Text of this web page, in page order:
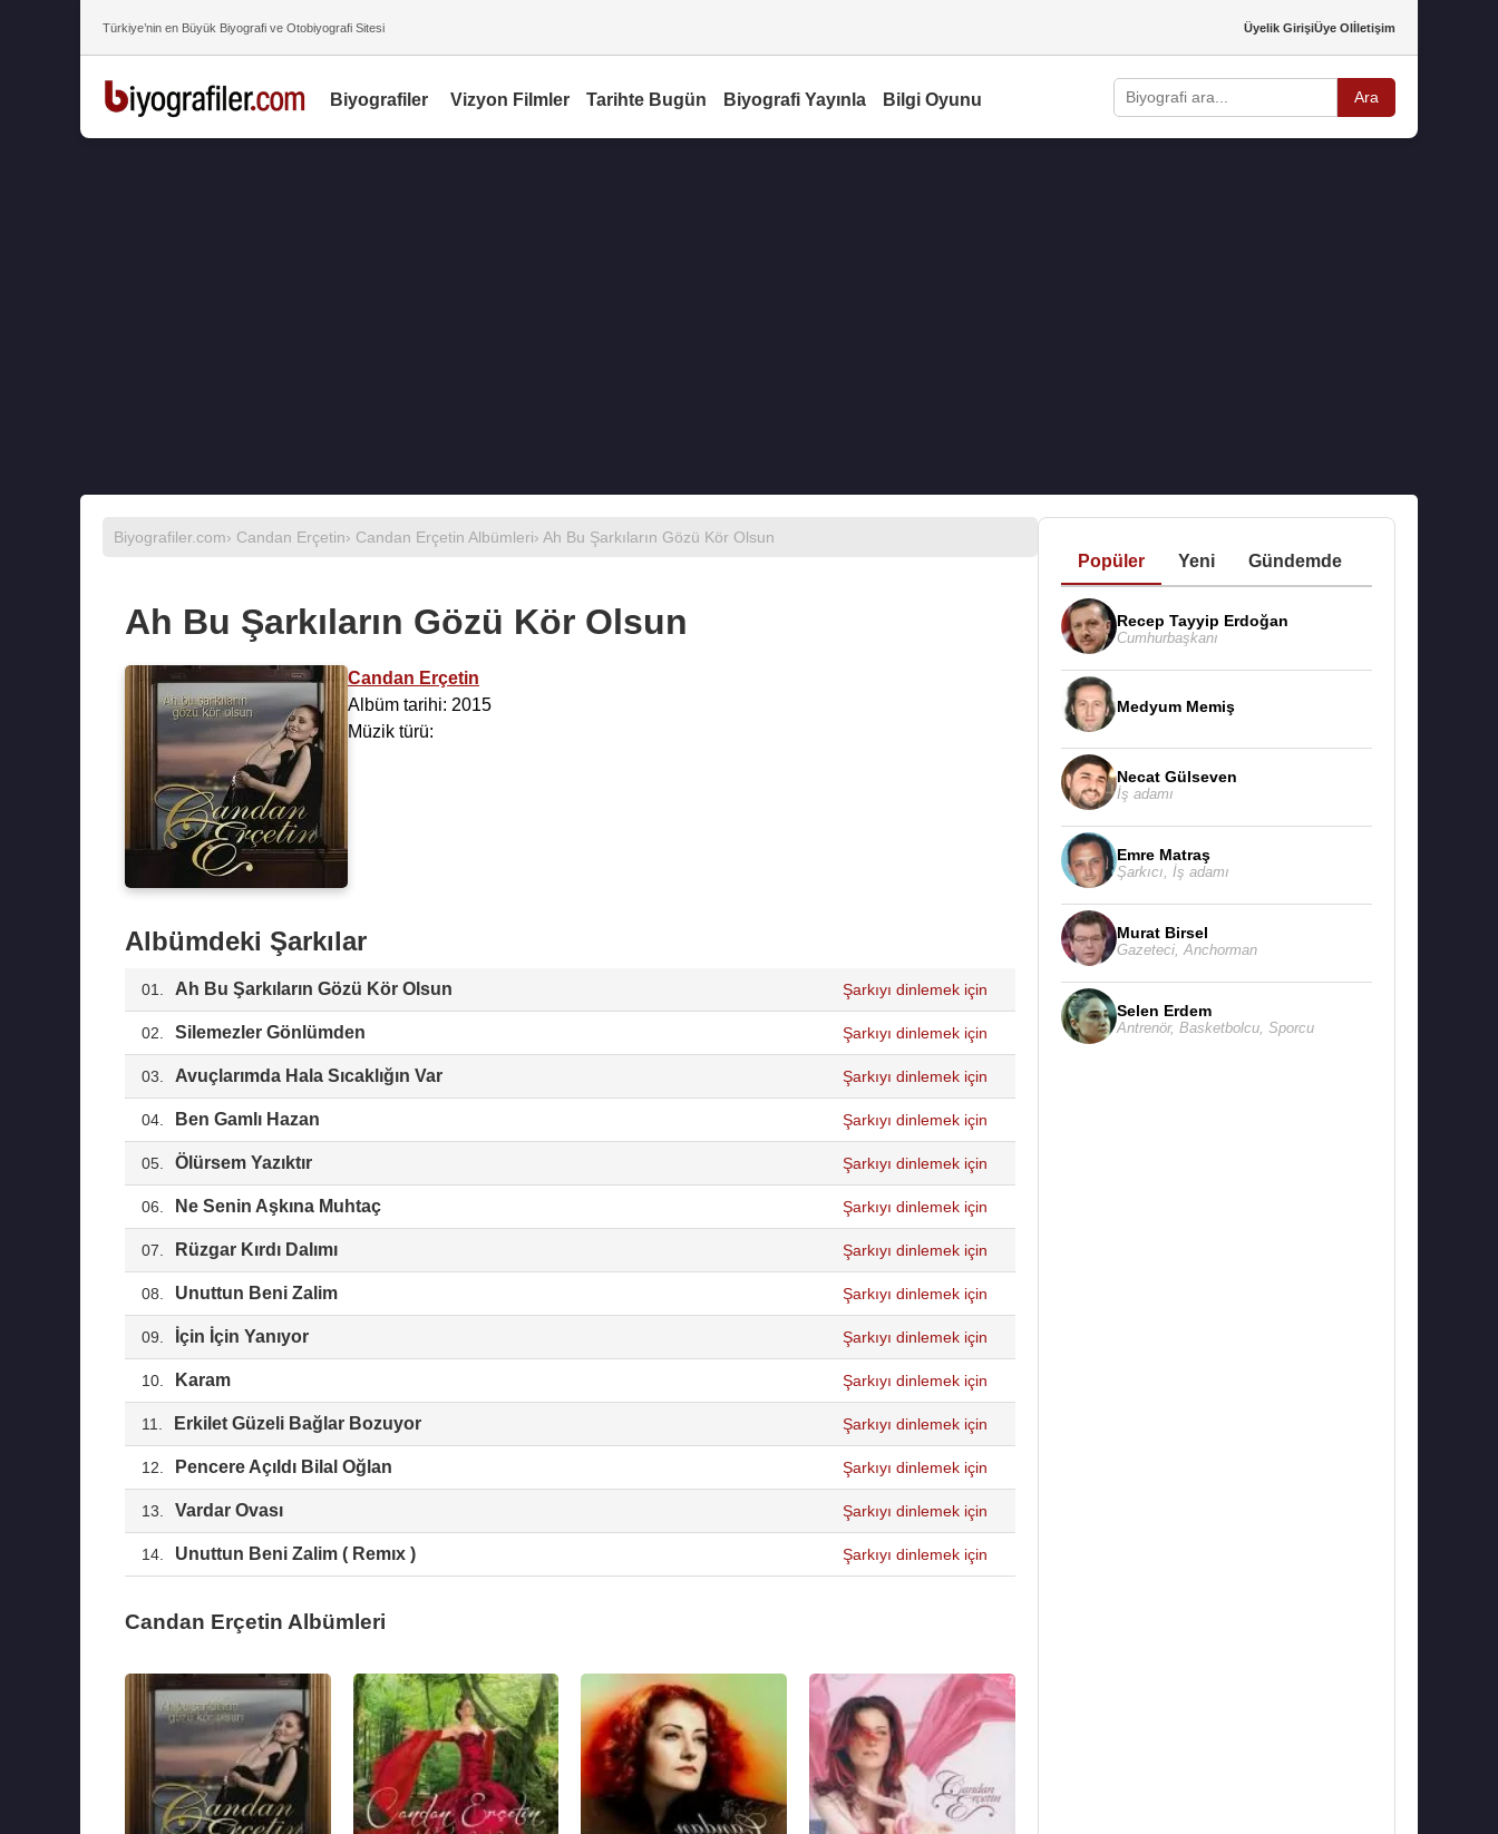
Türkiye’nin en Büyük Biyografi ve Otobiyografi Sitesi Üyelik GirişiÜye Olİletişim
Biyografiler Vizyon Filmler Tarihte Bugün Biyografi Yayınla Bilgi Oyunu Ara
Biyografiler.com› Candan Erçetin› Candan Erçetin Albümleri› Ah Bu Şarkıların Gözü Kör Olsun
Ah Bu Şarkıların Gözü Kör Olsun
Candan Erçetin
Albüm tarihi: 2015
Müzik türü:
Albümdeki Şarkılar
01. Ah Bu Şarkıların Gözü Kör Olsun Şarkıyı dinlemek için
02. Silemezler Gönlümden Şarkıyı dinlemek için
03. Avuçlarımda Hala Sıcaklığın Var Şarkıyı dinlemek için
04. Ben Gamlı Hazan Şarkıyı dinlemek için
05. Ölürsem Yazıktır Şarkıyı dinlemek için
06. Ne Senin Aşkına Muhtaç Şarkıyı dinlemek için
07. Rüzgar Kırdı Dalımı Şarkıyı dinlemek için
08. Unuttun Beni Zalim Şarkıyı dinlemek için
09. İçin İçin Yanıyor Şarkıyı dinlemek için
10. Karam Şarkıyı dinlemek için
11. Erkilet Güzeli Bağlar Bozuyor Şarkıyı dinlemek için
12. Pencere Açıldı Bilal Oğlan Şarkıyı dinlemek için
13. Vardar Ovası Şarkıyı dinlemek için
14. Unuttun Beni Zalim ( Remıx ) Şarkıyı dinlemek için
Candan Erçetin Albümleri
Popüler Yeni Gündemde
Recep Tayyip Erdoğan
Cumhurbaşkanı
Medyum Memiş
Necat Gülseven
İş adamı
Emre Matraş
Şarkıcı İş adamı
Murat Birsel
Gazeteci, Anchorman
Selen Erdem
Antrenör, Basketbolcu, Sporcu